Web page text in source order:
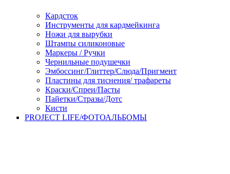
Кардсток
Инструменты для кардмейкинга
Ножи для вырубки
Штампы силиконовые
Маркеры / Ручки
Чернильные подушечки
Эмбоссинг/Глиттер/Слюда/Пригмент
Пластины для тиснения/ трафареты
Краски/Спреи/Пасты
Пайетки/Стразы/Дотс
Кисти
PROJECT LIFE/ФОТОАЛЬБОМЫ